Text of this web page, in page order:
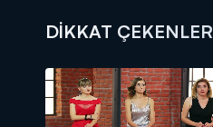
DİKKAT ÇEKENLER